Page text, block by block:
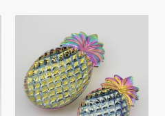
schmuck und schmuck. es
Seifenschale. Vorteil: 1)
professionelle Fabrik mit reicher
Erfahrung 2) ausgezeichnete
Qualität, aber konkurrenzfähiger
Preis 3) pünktliche Lieferung
Produktspezifikation: 1.